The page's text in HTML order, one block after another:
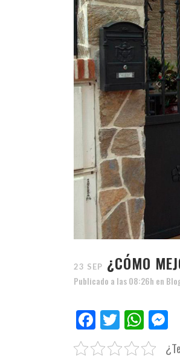
23 SEP ¿CÓMO
Publicado a las 08:26h en
Facebook
Twitter